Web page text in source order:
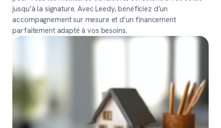
jusqu’à la signature. Avec Leedy, bénéficiez d’un
accompagnement sur mesure et d’un financement
parfaitement adapté à vos besoins.